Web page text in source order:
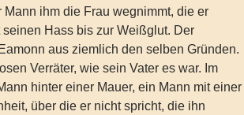
ihm die Frau wegnimmt, die er
Hass bis zur Weißglut. Der
aus ziemlich den selben Gründen.
Verräter, wie sein Vater es war. Im
hinter einer Mauer, ein Mann mit einer
über die er nicht spricht, die ihn